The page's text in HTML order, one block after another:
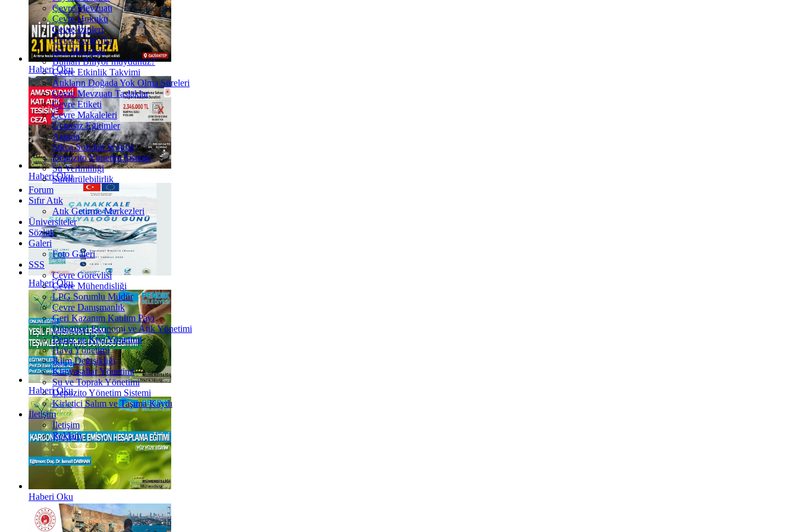
Haberi Oku
Haberi Oku
Haberi Oku
Haberi Oku
Haberi Oku
Çevre Mevzuatı
Çevre Hukuku
Çevre İzinleri
Çevre Görevlisi
İSG Mevzuatı
Bunları Biliyor muydunuz?
Çevre Etkinlik Takvimi
Atıkların Doğada Yok Olma Süreleri
Çevre Mevzuatı Taslaklar
Çevre Etiketi
Çevre Makaleleri
Ücretsiz Eğitimler
Ajanda
Sıkça Sorulan Sorular
Depozito Yönetim Sistemi
Su Verimliliği
Sürdürülebilirlik
Forum
Sıfır Atık
Atık Getirme Merkezleri
Üniversiteler
Sözlük
Galeri
Foto Galeri
SSS
Çevre Görevlisi
Çevre Mühendisliği
LPG Sorumlu Müdür
Çevre Danışmanlık
Geri Kazanım Katılım Payı
Döngüsel Ekonomi ve Atık Yönetimi
Deniz ve Kıyı Yönetimi
Hava Yönetimi
İklim Değişikliği
Kimyasallar Yönetimi
Su ve Toprak Yönetimi
Depozito Yönetim Sistemi
Kirletici Salım ve Taşıma Kaydı
İletişim
İletişim
Reklam